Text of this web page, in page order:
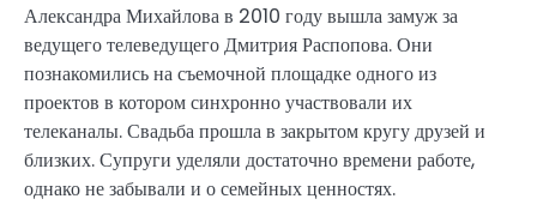
Александра Михайлова в 2010 году вышла замуж за
ведущего телеведущего Дмитрия Распопова. Они
познакомились на съемочной площадке одного из
проектов в котором синхронно участвовали их
телеканалы. Свадьба прошла в закрытом кругу друзей и
близких. Супруги уделяли достаточно времени работе,
однако не забывали и о семейных ценностях.